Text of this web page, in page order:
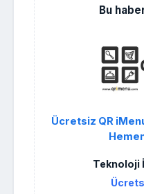
Bu
Ücretsiz QR
Teknoloji